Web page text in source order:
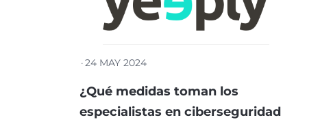
·24 MAY 2024
¿Qué medidas toman los
especialistas en ciberseguridad